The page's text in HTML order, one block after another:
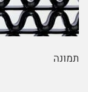
תמונה